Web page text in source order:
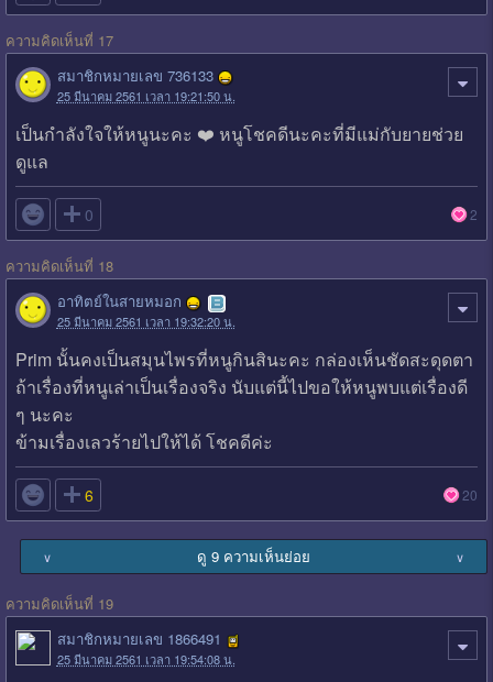
ความคิดเห็นที่ 17
สมาชิกหมายเลข 736133
25 มีนาคม 2561 เวลา 19:21:50 น.
เป็นกำลังใจให้หนูนะคะ ❤️ หนูโชคดีนะคะที่มีแม่กับยายช่วย
ดูแล
 0 2
ความคิดเห็นที่ 18
อาทิตย์ในสายหมอก
25 มีนาคม 2561 เวลา 19:32:20 น.
Prim นั้นคงเป็นสมุนไพรที่หนูกินสินะคะ กล่องเห็นชัดสะดุดตา
ถ้าเรื่องที่หนูเล่าเป็นเรื่องจริง นับแต่นี้ไปขอให้หนูพบแต่เรื่องดี
ๆ นะคะ
ข้ามเรื่องเลวร้ายไปให้ได้ โชคดีค่ะ
 6 20
∨ ดู 9 ความเห็นย่อย ∨
ความคิดเห็นที่ 19
สมาชิกหมายเลข 1866491
25 มีนาคม 2561 เวลา 19:54:08 น.